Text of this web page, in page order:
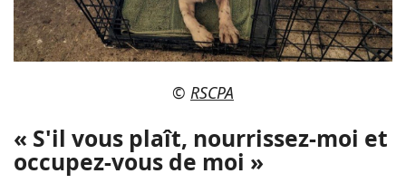
© RSCPA
« S'il vous plaît, nourrissez-moi et
occupez-vous de moi »